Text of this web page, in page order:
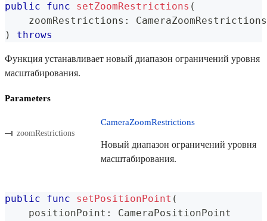
public func setZoomRestrictions (
    zoomRestrictions
:
CameraZoomRestrictions
)
throws
Функция устанавливает новый диапазон ограничений уровня
масштабирования.
Parameters
zoomRestrictions
CameraZoomRestrictions
Новый диапазон ограничений уровня
масштабирования.
public func setPositionPoint (
    positionPoint
:
CameraPositionPoint